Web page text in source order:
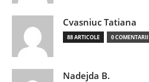
Cvasniuc Tatiana
88 ARTICOLE 0 COMENTARII
Nadejda B.